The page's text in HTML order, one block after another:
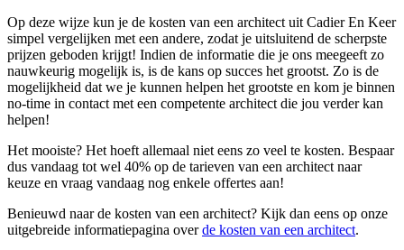
Op deze wijze kun je de kosten van een architect uit Cadier En Keer
simpel vergelijken met een andere, zodat je uitsluitend de scherpste
prijzen geboden krijgt! Indien de informatie die je ons meegeeft zo
nauwkeurig mogelijk is, is de kans op succes het grootst. Zo is de
mogelijkheid dat we je kunnen helpen het grootste en kom je binnen
no-time in contact met een competente architect die jou verder kan
helpen!
Het mooiste? Het hoeft allemaal niet eens zo veel te kosten. Bespaar
dus vandaag tot wel 40% op de tarieven van een architect naar
keuze en vraag vandaag nog enkele offertes aan!
Benieuwd naar de kosten van een architect? Kijk dan eens op onze
uitgebreide informatiepagina overde kosten van een architect.